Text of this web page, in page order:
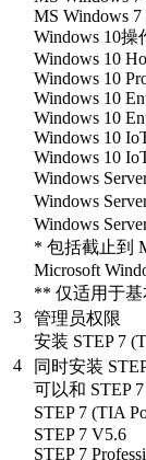
MS Windows 7
Windows 10操
Windows 10
Windows 10
Windows 10
Windows 10
Windows 10
Windows 10
Windows
Windows
Windows
* 包括截止到
Microsoft
** 仅适用于基
3
管理员权限
安装 STEP 7
4
同时安装
可以和 STEP
STEP 7 (TIA
STEP 7 V5.6
STEP 7